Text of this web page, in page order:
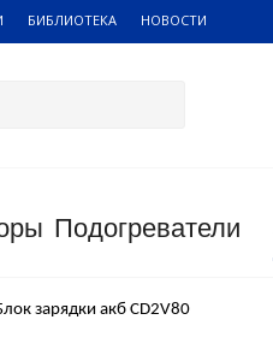
БИБЛИОТЕКА НОВОСТИ
Подогреватели
зарядки акб CD2V80